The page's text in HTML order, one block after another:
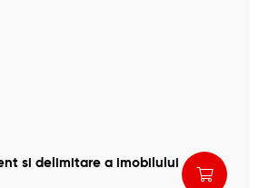
si delimitare a imobilului